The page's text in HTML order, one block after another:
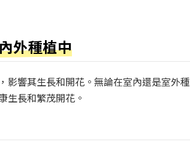
外種植中
影響其生長和開花。無論在室內還是室外種
生長和繁茂開花。